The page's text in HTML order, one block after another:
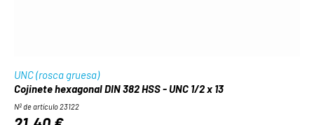
UNC (rosca gruesa)
Cojinete hexagonal DIN 382 HSS - UNC 1/2 x 13
Nº de artículo 23122